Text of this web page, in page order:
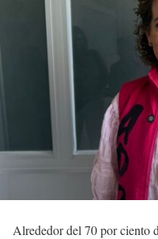
Alrededor del 70 por ciento